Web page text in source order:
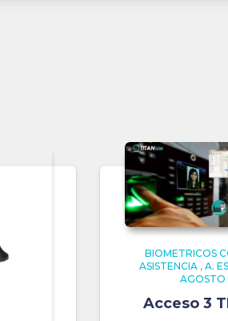
BIOMETRICOS
ASISTENCIA ,A.
Acceso 3